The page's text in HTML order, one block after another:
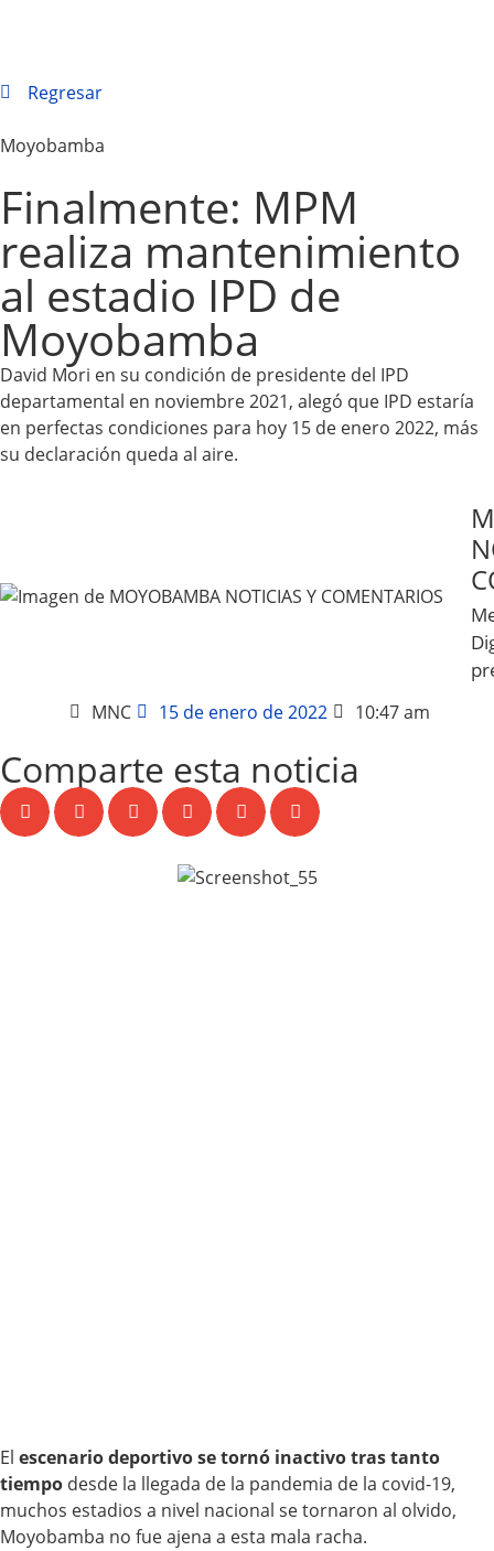
Regresar
Moyobamba
Finalmente: MPM
realiza mantenimiento
al estadio IPD de
Moyobamba
David Mori en su condición de presidente del IPD
departamental en noviembre 2021, alegó que IPD estaría
en perfectas condiciones para hoy 15 de enero 2022, más
su declaración queda al aire.
MNC 15 de enero de 2022 10:47 am
Comparte esta noticia
El escenario deportivo se tornó inactivo tras tanto
tiempo desde la llegada de la pandemia de la covid-19,
muchos estadios a nivel nacional se tornaron al olvido,
Moyobamba no fue ajena a esta mala racha.